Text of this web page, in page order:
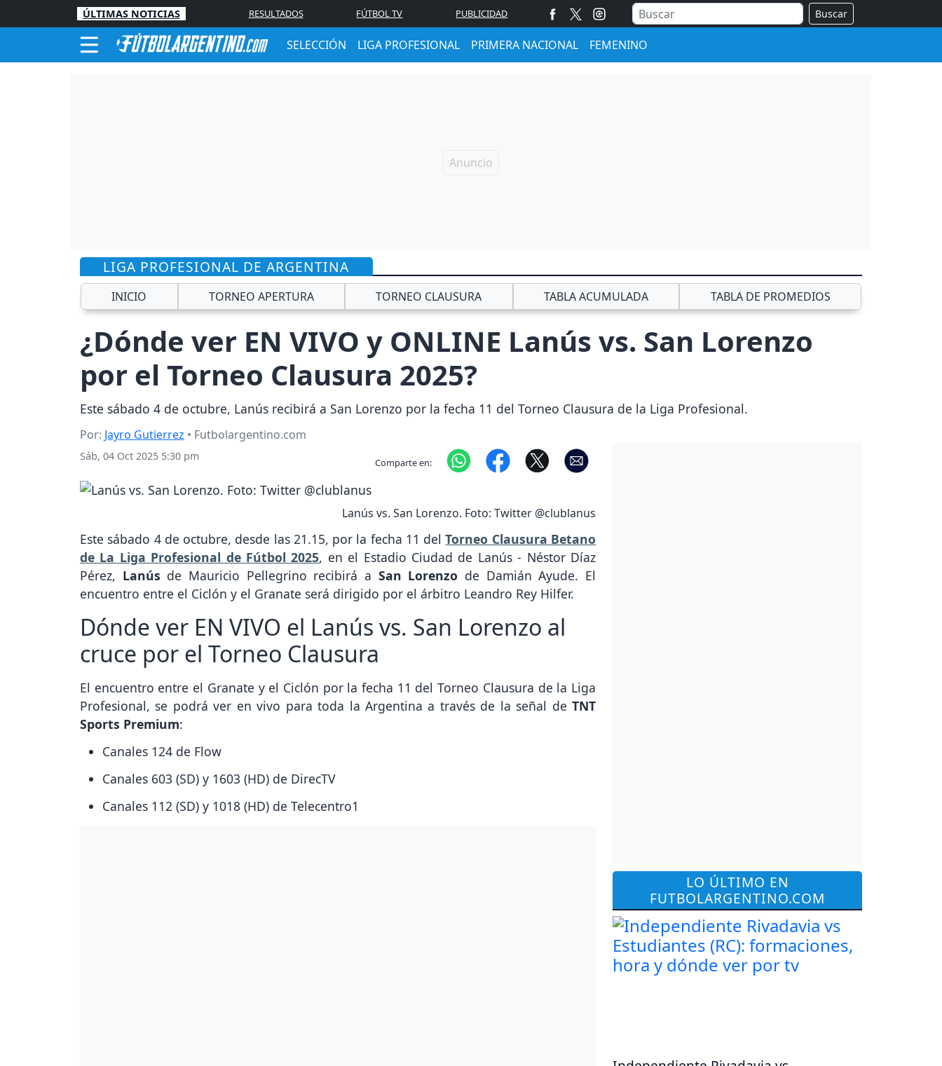
ÚLTIMAS NOTICIAS RESULTADOS FÚTBOL TV PUBLICIDAD Buscar
SELECCIÓN LIGA PROFESIONAL PRIMERA NACIONAL FEMENINO
LIGA PROFESIONAL DE ARGENTINA
INICIO TORNEO APERTURA TORNEO CLAUSURA TABLA ACUMULADA TABLA DE PROMEDIOS
¿Dónde ver EN VIVO y ONLINE Lanús vs. San Lorenzo
por el Torneo Clausura 2025?
Este sábado 4 de octubre, Lanús recibirá a San Lorenzo por la fecha 11 del Torneo Clausura de la Liga Profesional.
Por: Jayro Gutierrez • Futbolargentino.com
Sáb, 04 Oct 2025 5:30 pm Comparte en:
Lanús vs. San Lorenzo. Foto: Twitter @clublanus
Este sábado 4 de octubre, desde las 21.15, por la fecha 11 delTorneo Clausura Betano
de La Liga Profesional de Fútbol 2025, en el Estadio Ciudad de Lanús - Néstor Díaz
Pérez, Lanús de Mauricio Pellegrino recibirá a San Lorenzo de Damián Ayude. El
encuentro entre el Ciclón y el Granate será dirigido por el árbitro Leandro Rey Hilfer.
Dónde ver EN VIVO el Lanús vs. San Lorenzo al
cruce por el Torneo Clausura
El encuentro entre el Granate y el Ciclón por la fecha 11 del Torneo Clausura de la Liga
Profesional, se podrá ver en vivo para toda la Argentina a través de la señal de TNT
Sports Premium:
Canales 124 de Flow
Canales 603 (SD) y 1603 (HD) de DirecTV
Canales 112 (SD) y 1018 (HD) de Telecentro1
LO ÚLTIMO EN
FUTBOLARGENTINO.COM